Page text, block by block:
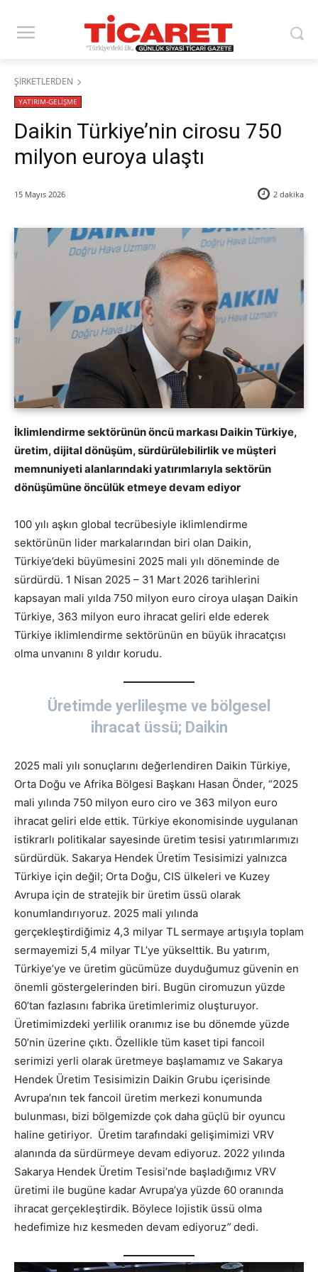
ŞİRKETLERDEN
YATIRIM-GELİŞME
Daikin Türkiye’nin cirosu 750
milyon euroya ulaştı
15 Mayıs 2026 2 dakika
İklimlendirme sektörünün öncü markası Daikin Türkiye,
üretim, dijital dönüşüm, sürdürülebilirlik ve müşteri
memnuniyeti alanlarındaki yatırımlarıyla sektörün
dönüşümüne öncülük etmeye devam ediyor
100 yılı aşkın global tecrübesiyle iklimlendirme
sektörünün lider markalarından biri olan Daikin,
Türkiye’deki büyümesini 2025 mali yılı döneminde de
sürdürdü. 1 Nisan 2025 – 31 Mart 2026 tarihlerini
kapsayan mali yılda 750 milyon euro ciroya ulaşan Daikin
Türkiye, 363 milyon euro ihracat geliri elde ederek
Türkiye iklimlendirme sektörünün en büyük ihracatçısı
olma unvanını 8 yıldır korudu.
Üretimde yerlileşme ve bölgesel
ihracat üssü; Daikin
2025 mali yılı sonuçlarını değerlendiren Daikin Türkiye,
Orta Doğu ve Afrika Bölgesi Başkanı Hasan Önder, “2025
mali yılında 750 milyon euro ciro ve 363 milyon euro
ihracat geliri elde ettik. Türkiye ekonomisinde uygulanan
istikrarlı politikalar sayesinde üretim tesisi yatırımlarımızı
sürdürdük. Sakarya Hendek Üretim Tesisimizi yalnızca
Türkiye için değil; Orta Doğu, CIS ülkeleri ve Kuzey
Avrupa için de stratejik bir üretim üssü olarak
konumlandırıyoruz. 2025 mali yılında
gerçekleştirdiğimiz 4,3 milyar TL sermaye artışıyla toplam
sermayemizi 5,4 milyar TL’ye yükselttik. Bu yatırım,
Türkiye’ye ve üretim gücümüze duyduğumuz güvenin en
önemli göstergelerinden biri. Bugün ciromuzun yüzde
60’tan fazlasını fabrika üretimlerimiz oluşturuyor.
Üretimimizdeki yerlilik oranımız ise bu dönemde yüzde
50’nin üzerine çıktı. Özellikle tüm kaset tipi fancoil
serimizi yerli olarak üretmeye başlamamız ve Sakarya
Hendek Üretim Tesisimizin Daikin Grubu içerisinde
Avrupa’nın tek fancoil üretim merkezi konumunda
bulunması, bizi bölgemizde çok daha güçlü bir oyuncu
haline getiriyor. Üretim tarafındaki gelişimimizi VRV
alanında da sürdürmeye devam ediyoruz. 2022 yılında
Sakarya Hendek Üretim Tesisi’nde başladığımız VRV
üretimi ile bugüne kadar Avrupa’ya yüzde 60 oranında
ihracat gerçekleştirdik. Böylece lojistik üssü olma
hedefimize hız kesmeden devam ediyoruz” dedi.